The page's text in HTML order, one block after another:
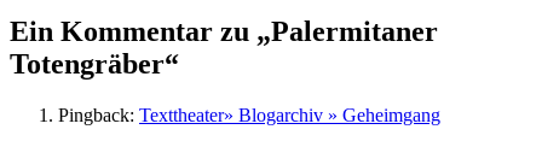
Ein Kommentar zu „Palermitaner
Totengräber“
Pingback: Texttheater» Blogarchiv » Geheimgang